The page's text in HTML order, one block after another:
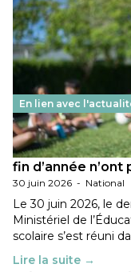
En lien avec
Les décisions
fin d’année
30 juin 2026 - National
Le 30 juin 2026, le
Ministériel de
scolaire s’est réuni
Lire la suite →